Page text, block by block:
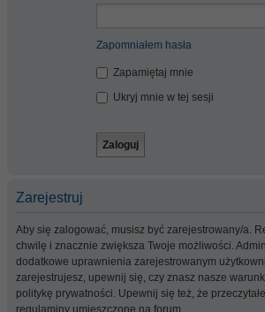
Zapomniałem hasła
Zapamiętaj mnie
Ukryj mnie w tej sesji
Zarejestruj
Aby się zalogować, musisz być zarejestrowany/a.
chwilę i znacznie zwiększa Twoje możliwości.
dodatkowe uprawnienia zarejestrowanym
zarejestrujesz, upewnij się, czy znasz nasze
politykę prywatności. Upewnij się też, że
regulaminy umieszczone na forum.